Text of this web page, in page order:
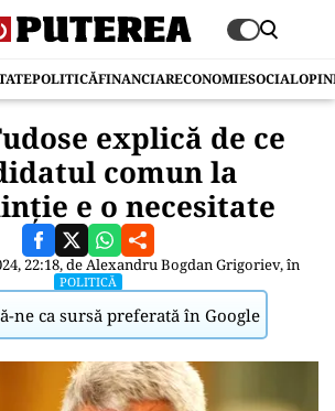
POLITICĂFINANCIARECONOMIESOCIAL
explică de ce
comun la
e o necesitate
22:18, deAlexandru Bogdan Grigoriev, în
POLITICĂ
ne ca sursă preferată în Google